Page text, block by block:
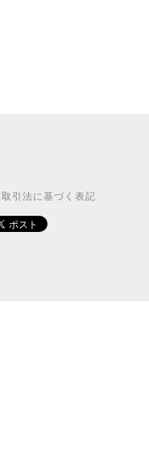
引法に基づく表記